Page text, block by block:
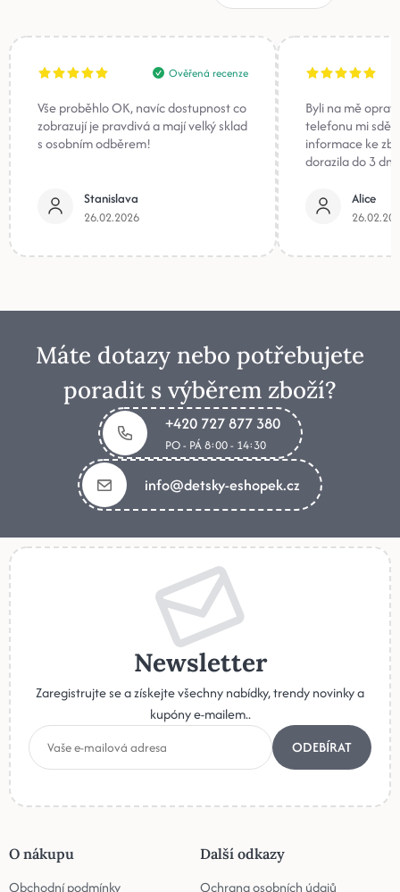
Ověřená recenze
Vše proběhlo OK, navíc dostupnost co
zobrazují je pravdivá a mají velký sklad
s osobním odběrem!
Stanislava
26.02.2026
Byli na mě
telefonu mi
informace ke
dorazila do 3
Alice
Máte dotazy nebo potřebujete
poradit s výběrem zboží?
+420 727 877 380
PO - PÁ 8:00 - 14:30
info@detsky-eshopek.cz
Newsletter
Zaregistrujte se a získejte všechny nabídky, trendy novinky a
kupóny e-mailem..
ODEBÍRAT
O nákupu
Obchodní podmínky
Další odkazy
Ochrana osobních údajů